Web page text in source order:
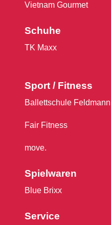
Vietnam Gourmet
Schuhe
TK Maxx
Sport / Fitness
Ballettschule Feldmann
Fair Fitness
move.
Spielwaren
Blue Brixx
Service